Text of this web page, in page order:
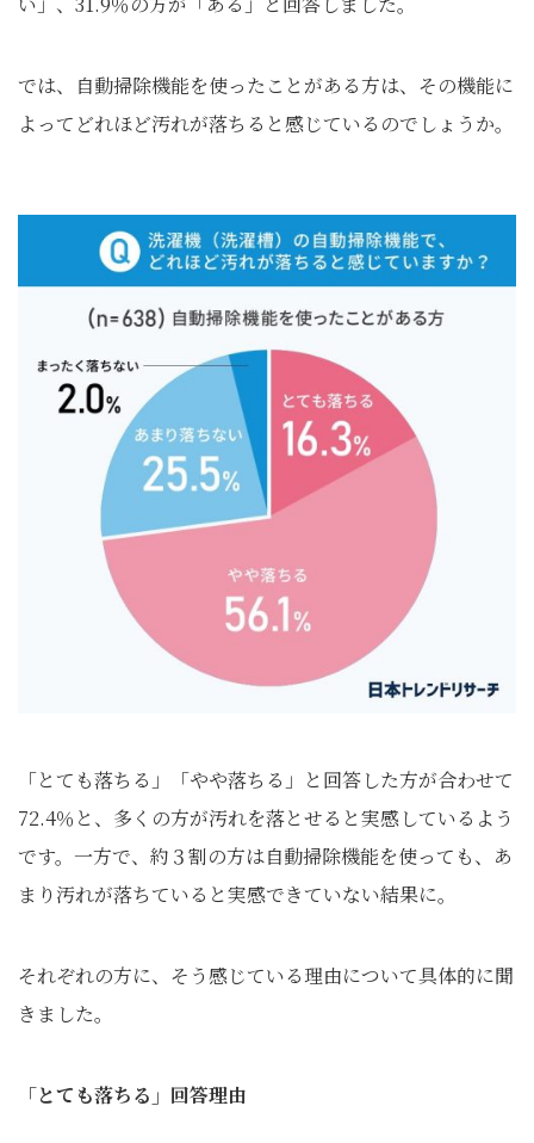
では、自動掃除機能を使ったことがある方は、その機能に
よってどれほど汚れが落ちると感じているのでしょうか。
「とても落ちる」「やや落ちる」と回答した方が合わせて
72.4％と、多くの方が汚れを落とせると実感しているよう
です。一方で、約３割の方は自動掃除機能を使っても、あ
まり汚れが落ちていると実感できていない結果に。
それぞれの方に、そう感じている理由について具体的に聞
きました。
「とても落ちる」回答理由